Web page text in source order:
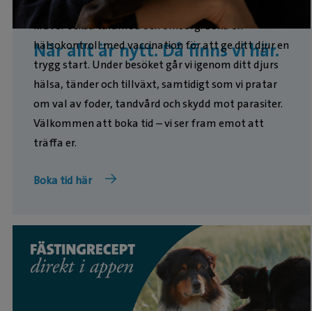
När allt är nytt. Då finns vi här.
Att ha en valp eller kattunge är fantastiskt – men
kräver också tålamod och omsorg. Boka en
hälsokontroll med vaccination för att ge ditt djur en
trygg start. Under besöket går vi igenom ditt djurs
hälsa, tänder och tillväxt, samtidigt som vi pratar
om val av foder, tandvård och skydd mot parasiter.
Välkommen att boka tid – vi ser fram emot att
träffa er.
Boka tid här